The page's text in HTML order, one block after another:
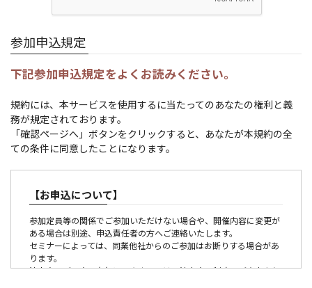
参加申込規定
下記参加申込規定をよくお読みください。
規約には、本サービスを使用するに当たってのあなたの権利と義
務が規定されております。
「確認ページへ」ボタンをクリックすると、あなたが本規約の全
ての条件に同意したことになります。
【お申込について】
参加定員等の関係でご参加いただけない場合や、開催内容に変更が
ある場合は別途、申込責任者の方へご連絡いたします。
セミナーによっては、同業他社からのご参加はお断りする場合があ
ります。
法人会員ご入会の有無につきましては、法人会員制度のご案内より